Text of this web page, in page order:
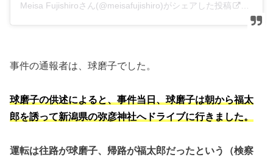
Meisa Fujishiroさん(@meisafujishiro)がシェアした投稿 –
事件の通報者は、球磨子でした。
球磨子の供述によると、事件当日、球磨子は朝から福太
郎を誘って新潟県の弥彦神社へドライブに行きました。
運転は往路が球磨子、帰路が福太郎だったという（検察